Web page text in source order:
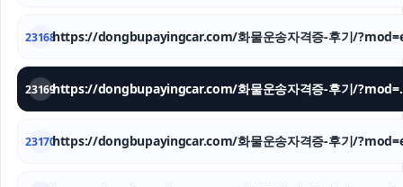
23168https://dongbupayingcar.com/화물운송자격증-후기/
23169 https://
23170https://dongbupayingcar.com/화물운송자격증-후기/